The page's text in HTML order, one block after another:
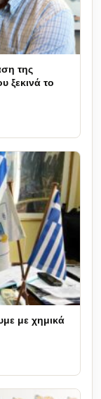
της
ξεκινά το
με χημικά